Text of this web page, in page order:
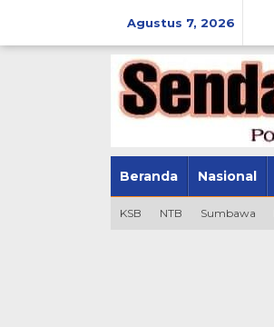
Agustus 7, 2026
Beranda Nasional
KSB NTB Sumbawa